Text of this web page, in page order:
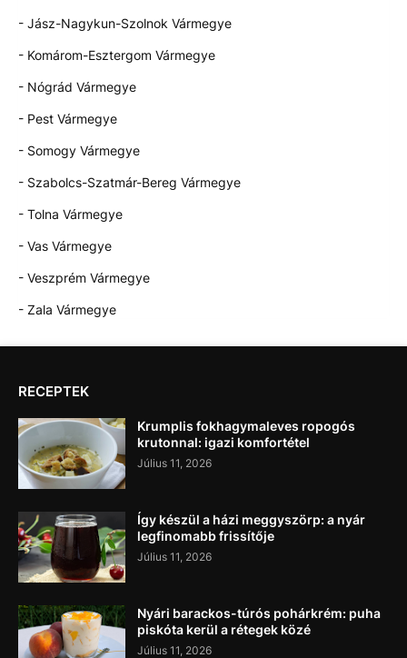
- Jász-Nagykun-Szolnok Vármegye
- Komárom-Esztergom Vármegye
- Nógrád Vármegye
- Pest Vármegye
- Somogy Vármegye
- Szabolcs-Szatmár-Bereg Vármegye
- Tolna Vármegye
- Vas Vármegye
- Veszprém Vármegye
- Zala Vármegye
RECEPTEK
Krumplis fokhagymaleves ropogós
krutonnal: igazi komfortétel
Július 11, 2026
Így készül a házi meggyszörp: a nyár
legfinomabb frissítője
Július 11, 2026
Nyári barackos-túrós pohárkrém: puha
piskóta kerül a rétegek közé
Július 11, 2026